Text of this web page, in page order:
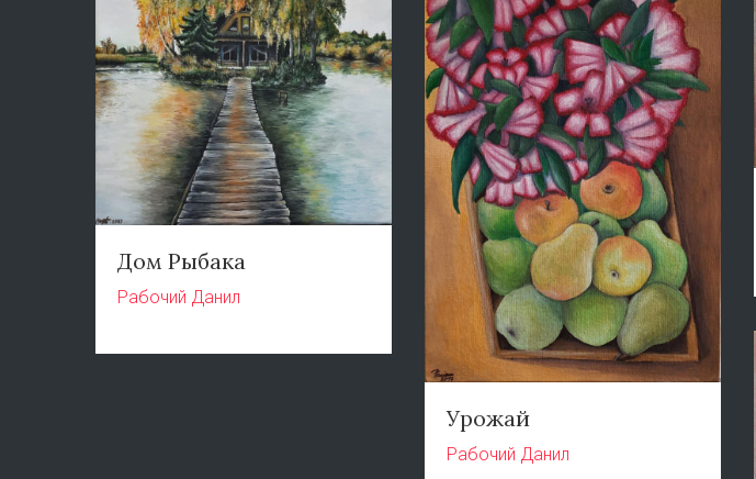
Дом Рыбака
Рабочий Данил
Урожай
Рабочий Данил